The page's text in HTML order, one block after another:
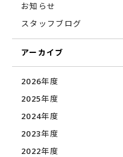
お知らせ
スタッフブログ
アーカイブ
2026年度
2025年度
2024年度
2023年度
2022年度